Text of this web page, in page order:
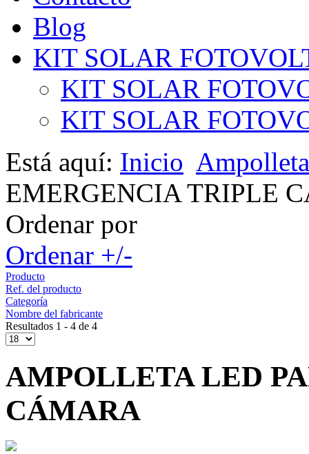
Blog
KIT SOLAR
KIT SOLAR
KIT SOLAR
Está aquí: Inicio
EMERGENCIA TRIPLE
Ordenar por
Ordenar +/-
Producto
Ref. del producto
Categoría
Nombre del fabricante
Resultados 1 - 4 de 4
AMPOLLETA LED
CÁMARA